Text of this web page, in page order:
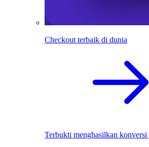
Checkout terbaik di dunia
Terbukti menghasilkan